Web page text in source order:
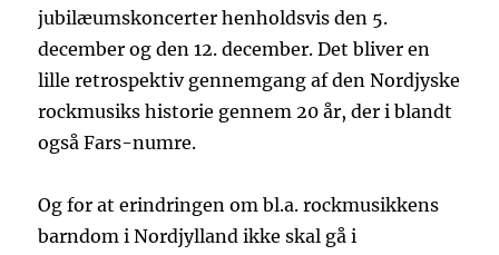
jubilæumskoncerter henholdsvis den 5.
december og den 12. december. Det bliver en
lille retrospektiv gennemgang af den Nordjyske
rockmusiks historie gennem 20 år, der i blandt
også Fars-numre.
Og for at erindringen om bl.a. rockmusikkens
barndom i Nordjylland ikke skal gå i